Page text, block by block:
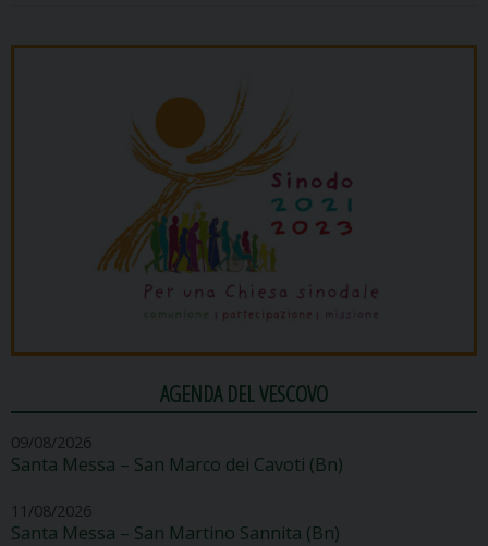
AGENDA DEL VESCOVO
09/08/2026
Santa Messa – San Marco dei Cavoti (Bn)
11/08/2026
Santa Messa – San Martino Sannita (Bn)